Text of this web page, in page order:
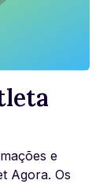
e
Agora. Os